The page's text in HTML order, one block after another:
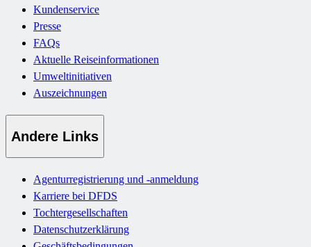
Kundenservice
Presse
FAQs
Aktuelle Reiseinformationen
Umweltinitiativen
Auszeichnungen
Andere Links
Agenturregistrierung und -anmeldung
Karriere bei DFDS
Tochtergesellschaften
Datenschutzerklärung